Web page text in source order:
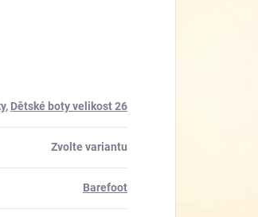
, Dětské boty velikost 26
Zvolte variantu
Barefoot